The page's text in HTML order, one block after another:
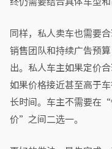
同样，私人卖车也需要
销售团队和持续广告预
出。私人车主如果定价
如果价格接近甚至高于
长时间。车主不需要在
价”之间二选一。